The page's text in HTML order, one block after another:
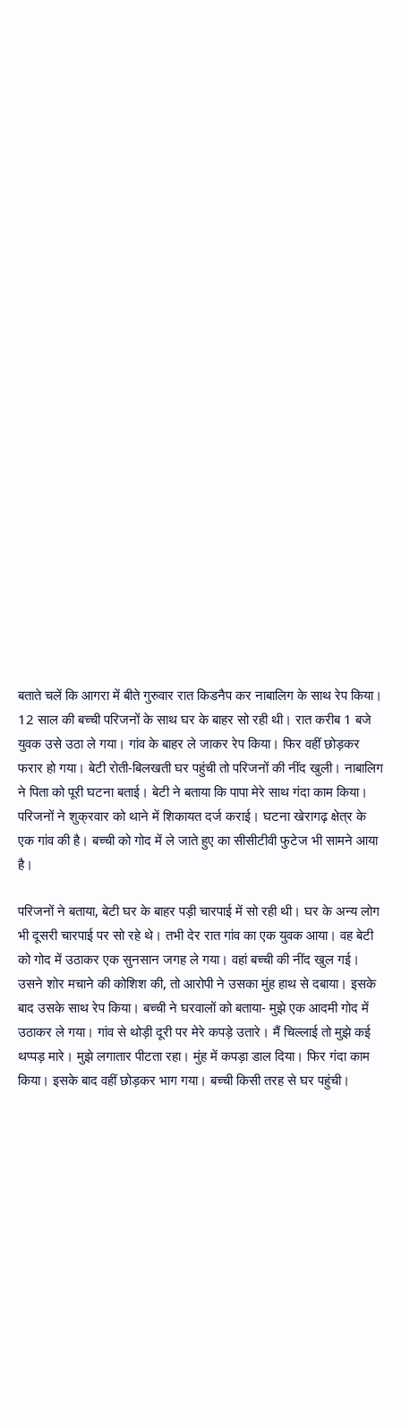
बताते चलें कि आगरा में बीते गुरुवार रात किडनैप कर नाबालिग के साथ रेप किया।
12 साल की बच्ची परिजनों के साथ घर के बाहर सो रही थी। रात करीब 1 बजे
युवक उसे उठा ले गया। गांव के बाहर ले जाकर रेप किया। फिर वहीं छोड़कर
फरार हो गया। बेटी रोती-बिलखती घर पहुंची तो परिजनों की नींद खुली। नाबालिग
ने पिता को पूरी घटना बताई। बेटी ने बताया कि पापा मेरे साथ गंदा काम किया।
परिजनों ने शुक्रवार को थाने में शिकायत दर्ज कराई। घटना खेरागढ़ क्षेत्र के
एक गांव की है। बच्ची को गोद में ले जाते हुए का सीसीटीवी फुटेज भी सामने आया
है।
परिजनों ने बताया, बेटी घर के बाहर पड़ी चारपाई में सो रही थी। घर के अन्य लोग
भी दूसरी चारपाई पर सो रहे थे। तभी देर रात गांव का एक युवक आया। वह बेटी
को गोद में उठाकर एक सुनसान जगह ले गया। वहां बच्ची की नींद खुल गई।
उसने शोर मचाने की कोशिश की, तो आरोपी ने उसका मुंह हाथ से दबाया। इसके
बाद उसके साथ रेप किया। बच्ची ने घरवालों को बताया- मुझे एक आदमी गोद में
उठाकर ले गया। गांव से थोड़ी दूरी पर मेरे कपड़े उतारे। मैं चिल्लाई तो मुझे कई
थप्पड़ मारे। मुझे लगातार पीटता रहा। मुंह में कपड़ा डाल दिया। फिर गंदा काम
किया। इसके बाद वहीं छोड़कर भाग गया। बच्ची किसी तरह से घर पहुंची।